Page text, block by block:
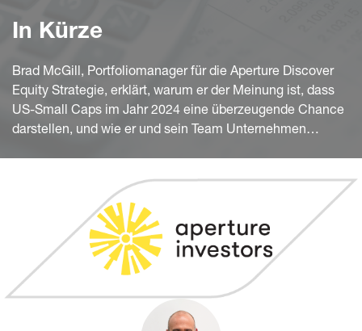
In Kürze
Brad McGill, Portfoliomanager für die Aperture Discover
Equity Strategie, erklärt, warum er der Meinung ist, dass
US-Small Caps im Jahr 2024 eine überzeugende Chance
darstellen, und wie er und sein Team Unternehmen